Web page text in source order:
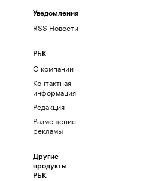
Уведомления
RSS Новости
РБК
О компании
Контактная
информация
Редакция
Размещение
рекламы
Другие
продукты
РБК